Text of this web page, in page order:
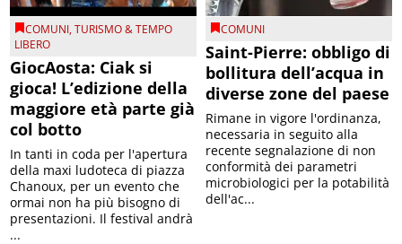
COMUNI,TURISMO & TEMPO
LIBERO
GiocAosta: Ciak si
gioca! L’edizione della
maggiore età parte già
col botto
In tanti in coda per l'apertura
della maxi ludoteca di piazza
Chanoux, per un evento che
ormai non ha più bisogno di
presentazioni. Il festival andrà
...
COMUNI
Saint-Pierre: obbligo di
bollitura dell’acqua in
diverse zone del paese
Rimane in vigore l'ordinanza,
necessaria in seguito alla
recente segnalazione di non
conformità dei parametri
microbiologici per la potabilità
dell'ac...